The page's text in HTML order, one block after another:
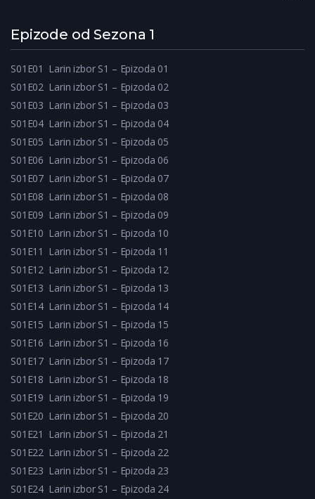
Epizode od Sezona 1
S01E01 Larin izbor S1 – Epizoda 01
S01E02 Larin izbor S1 – Epizoda 02
S01E03 Larin izbor S1 – Epizoda 03
S01E04 Larin izbor S1 – Epizoda 04
S01E05 Larin izbor S1 – Epizoda 05
S01E06 Larin izbor S1 – Epizoda 06
S01E07 Larin izbor S1 – Epizoda 07
S01E08 Larin izbor S1 – Epizoda 08
S01E09 Larin izbor S1 – Epizoda 09
S01E10 Larin izbor S1 – Epizoda 10
S01E11 Larin izbor S1 – Epizoda 11
S01E12 Larin izbor S1 – Epizoda 12
S01E13 Larin izbor S1 – Epizoda 13
S01E14 Larin izbor S1 – Epizoda 14
S01E15 Larin izbor S1 – Epizoda 15
S01E16 Larin izbor S1 – Epizoda 16
S01E17 Larin izbor S1 – Epizoda 17
S01E18 Larin izbor S1 – Epizoda 18
S01E19 Larin izbor S1 – Epizoda 19
S01E20 Larin izbor S1 – Epizoda 20
S01E21 Larin izbor S1 – Epizoda 21
S01E22 Larin izbor S1 – Epizoda 22
S01E23 Larin izbor S1 – Epizoda 23
S01E24 Larin izbor S1 – Epizoda 24